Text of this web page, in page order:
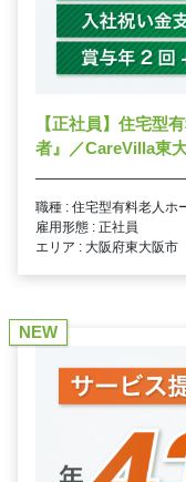
【正社員】住宅型
者』／CareVilla東
職種 : 住宅型有料老人ホ
雇用形態 : 正社員
エリア : 大阪府東大阪市
NEW